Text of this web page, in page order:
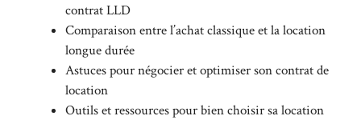
contrat LLD
Comparaison entre l’achat classique et la location
longue durée
Astuces pour négocier et optimiser son contrat de
location
Outils et ressources pour bien choisir sa location